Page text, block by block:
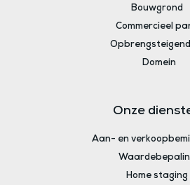
Bouwgrond
Commercieel
Domein
Onze
Aan- en
Home staging